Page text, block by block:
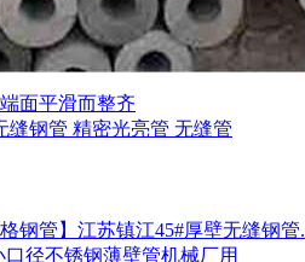
面平滑而整齐
缝钢管 精密光亮管 无缝管
钢管】江苏镇江45#厚壁无缝钢管.
口径不锈钢薄壁管机械厂用